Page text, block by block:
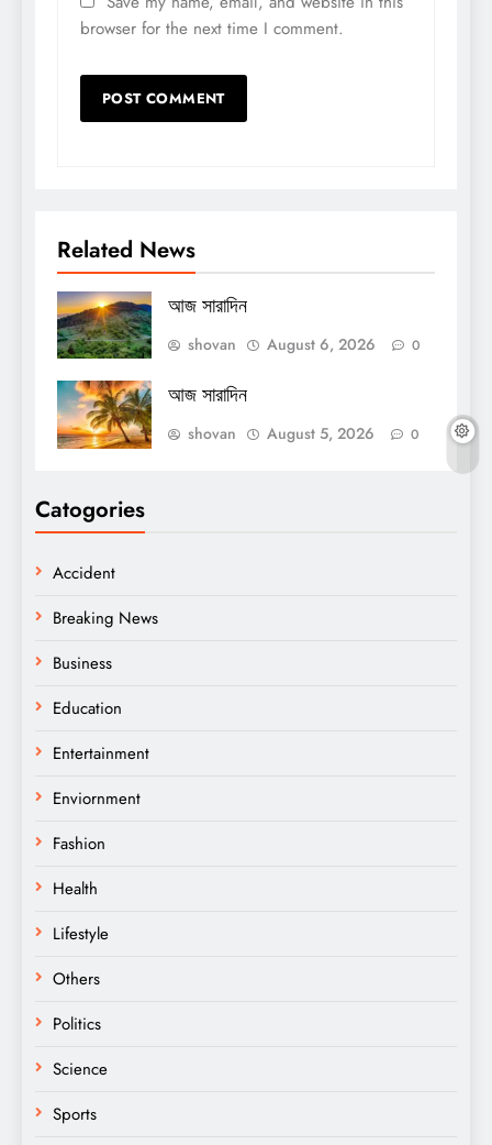
browser for the next time I comment.
Related News
আজ সারাদিন
shovan August 6, 2026 0
আজ সারাদিন
shovan August 5, 2026 0
Catogories
Accident
Breaking News
Business
Education
Entertainment
Enviornment
Fashion
Health
Lifestyle
Others
Politics
Science
Sports